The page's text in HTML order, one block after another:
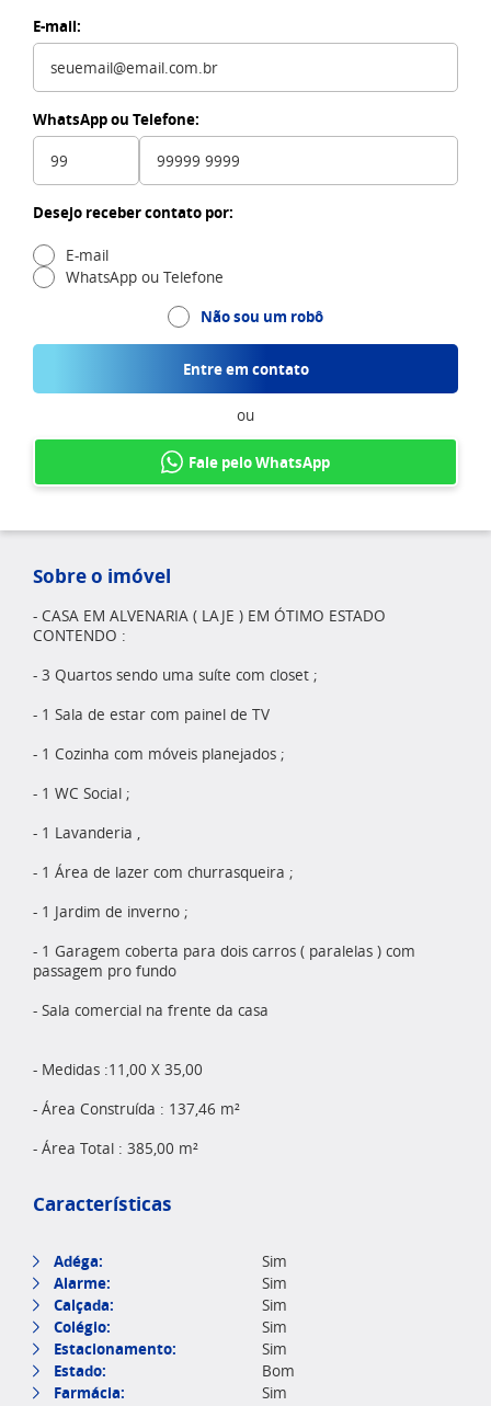
E-mail:
WhatsApp ou Telefone:
Desejo receber contato por:
E-mail
WhatsApp ou Telefone
Não sou um robô
Entre em contato
ou
Fale pelo WhatsApp
Sobre o imóvel
- CASA EM ALVENARIA ( LAJE ) EM ÓTIMO ESTADO
CONTENDO :
- 3 Quartos sendo uma suíte com closet ;
- 1 Sala de estar com painel de TV
- 1 Cozinha com móveis planejados ;
- 1 WC Social ;
- 1 Lavanderia ,
- 1 Área de lazer com churrasqueira ;
- 1 Jardim de inverno ;
- 1 Garagem coberta para dois carros ( paralelas ) com
passagem pro fundo
- Sala comercial na frente da casa
- Medidas :11,00 X 35,00
- Área Construída : 137,46 m²
- Área Total : 385,00 m²
Características
Adéga: Sim
Alarme: Sim
Calçada: Sim
Colégio: Sim
Estacionamento: Sim
Estado: Bom
Farmácia: Sim